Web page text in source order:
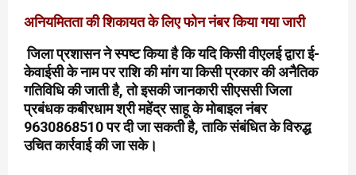
अनियमितता की शिकायत के लिए फोन नंबर किया गया जारी
जिला प्रशासन ने स्पष्ट किया है कि यदि किसी वीएलई द्वारा ई-
केवाईसी के नाम पर राशि की मांग या किसी प्रकार की अनैतिक
गतिविधि की जाती है, तो इसकी जानकारी सीएससी जिला
प्रबंधक कबीरधाम श्री महेंद्र साहू के मोबाइल नंबर
9630868510 पर दी जा सकती है, ताकि संबंधित के विरुद्ध
उचित कार्रवाई की जा सके।